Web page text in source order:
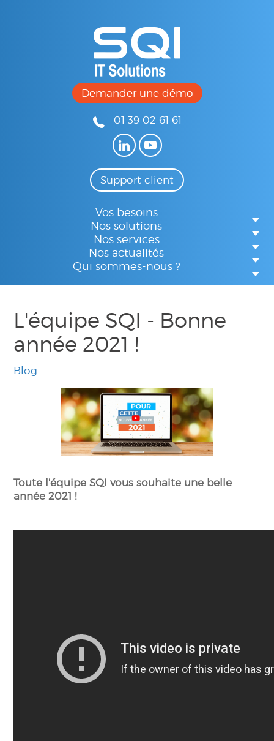
Demander une démo
01 39 02 61 61
Support client
Vos besoins
Nos solutions
Nos services
Nos actualités
Qui sommes-nous ?
L'équipe SQI - Bonne
année 2021 !
Blog
Toute l'équipe SQI vous souhaite une belle
année 2021 !